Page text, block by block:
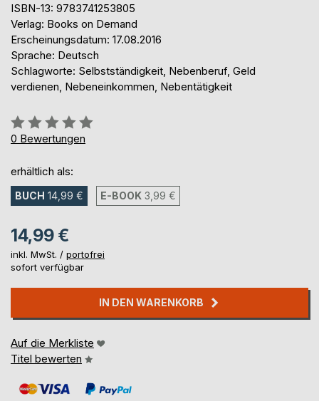
ISBN-13: 9783741253805
Verlag: Books on Demand
Erscheinungsdatum: 17.08.2016
Sprache: Deutsch
Schlagworte: Selbstständigkeit, Nebenberuf, Geld
verdienen, Nebeneinkommen, Nebentätigkeit
Bewertung::
0%
0 Bewertungen
erhältlich als:
BUCH 14,99 € E-BOOK 3,99 €
14,99 €
inkl. MwSt. / portofrei
sofort verfügbar
IN DEN WARENKORB
Auf die Merkliste
Titel bewerten